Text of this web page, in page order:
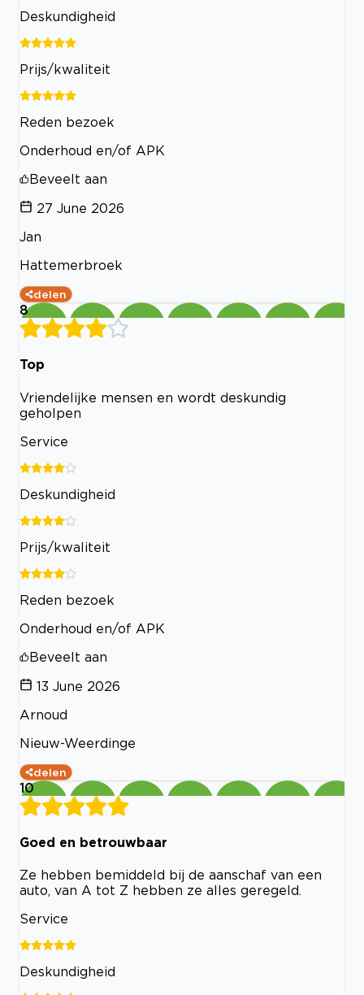
Deskundigheid
Prijs/kwaliteit
Reden bezoek
Onderhoud en/of APK
Beveelt aan
27 June 2026
Jan
Hattemerbroek
delen
8
Top
Vriendelijke mensen en wordt deskundig
geholpen
Service
Deskundigheid
Prijs/kwaliteit
Reden bezoek
Onderhoud en/of APK
Beveelt aan
13 June 2026
Arnoud
Nieuw-Weerdinge
delen
10
Goed en betrouwbaar
Ze hebben bemiddeld bij de aanschaf van een
auto, van A tot Z hebben ze alles geregeld.
Service
Deskundigheid